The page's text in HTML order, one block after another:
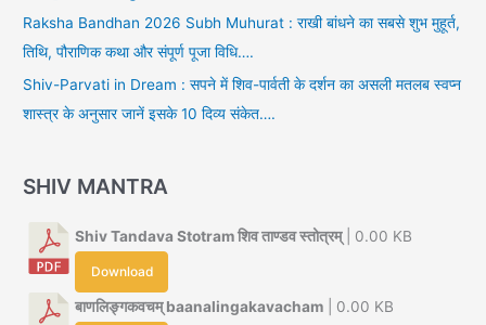
Raksha Bandhan 2026 Subh Muhurat : राखी बांधने का सबसे शुभ मुहूर्त,
तिथि, पौराणिक कथा और संपूर्ण पूजा विधि….
Shiv-Parvati in Dream : सपने में शिव-पार्वती के दर्शन का असली मतलब स्वप्न
शास्त्र के अनुसार जानें इसके 10 दिव्य संकेत….
SHIV MANTRA
Shiv Tandava Stotram शिव ताण्डव स्तोत्रम्| 0.00 KB
Download
बाणलिङ्गकवचम् baanalingakavacham | 0.00 KB